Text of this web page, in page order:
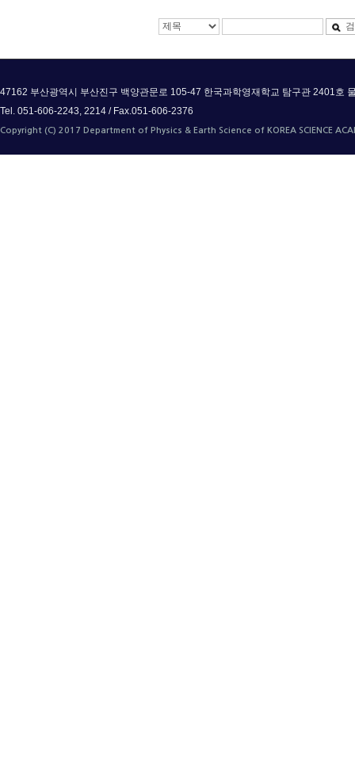
47162 부산광역시 부산진구 백양관문로 105-47 한국과학영재학교 탐구관 2401호
Tel. 051-606-2243, 2214 / Fax.051-606-2376
Copyright (C) 2017 Department of Physics & Earth Science of KOREA SCIENCE